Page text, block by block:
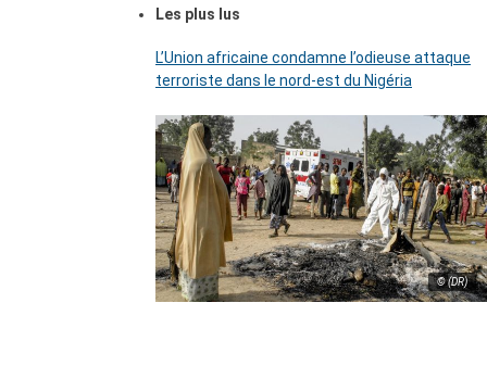
Les plus lus
L’Union africaine condamne l’odieuse attaque
terroriste dans le nord-est du Nigéria
© (DR)